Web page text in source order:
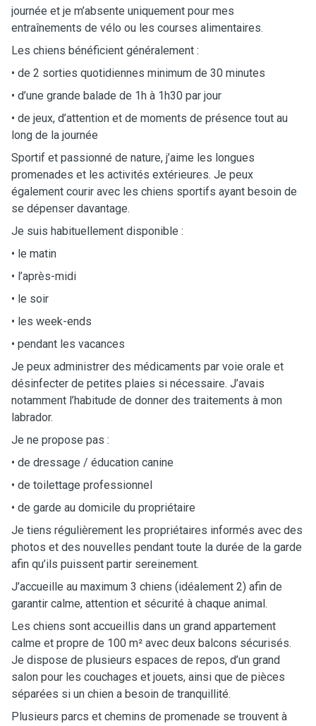
journée et je m’absente uniquement pour mes
entraînements de vélo ou les courses alimentaires.
Les chiens bénéficient généralement :
• de 2 sorties quotidiennes minimum de 30 minutes
• d’une grande balade de 1h à 1h30 par jour
• de jeux, d’attention et de moments de présence tout au
long de la journée
Sportif et passionné de nature, j’aime les longues
promenades et les activités extérieures. Je peux
également courir avec les chiens sportifs ayant besoin de
se dépenser davantage.
Je suis habituellement disponible :
• le matin
• l’après-midi
• le soir
• les week-ends
• pendant les vacances
Je peux administrer des médicaments par voie orale et
désinfecter de petites plaies si nécessaire. J’avais
notamment l’habitude de donner des traitements à mon
labrador.
Je ne propose pas :
• de dressage / éducation canine
• de toilettage professionnel
• de garde au domicile du propriétaire
Je tiens régulièrement les propriétaires informés avec des
photos et des nouvelles pendant toute la durée de la garde
afin qu’ils puissent partir sereinement.
J’accueille au maximum 3 chiens (idéalement 2) afin de
garantir calme, attention et sécurité à chaque animal.
Les chiens sont accueillis dans un grand appartement
calme et propre de 100 m² avec deux balcons sécurisés.
Je dispose de plusieurs espaces de repos, d’un grand
salon pour les couchages et jouets, ainsi que de pièces
séparées si un chien a besoin de tranquillité.
Plusieurs parcs et chemins de promenade se trouvent à